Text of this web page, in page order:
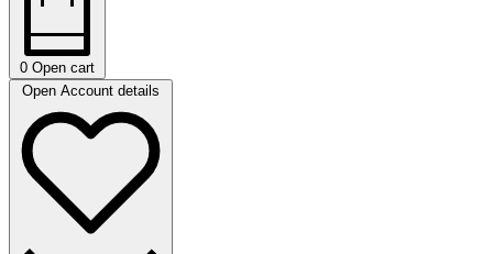
0 Open cart
Open Account details